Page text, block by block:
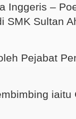
Inggeris –
SMK Sultan
Pejabat
iaitu